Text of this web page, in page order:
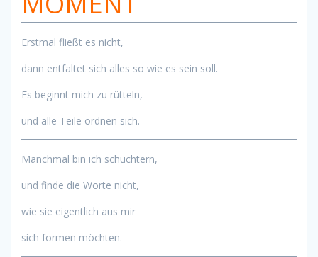
Erstmal fließt es nicht,
dann entfaltet sich alles so wie es sein soll.
Es beginnt mich zu rütteln,
und alle Teile ordnen sich.
Manchmal bin ich schüchtern,
und finde die Worte nicht,
wie sie eigentlich aus mir
sich formen möchten.